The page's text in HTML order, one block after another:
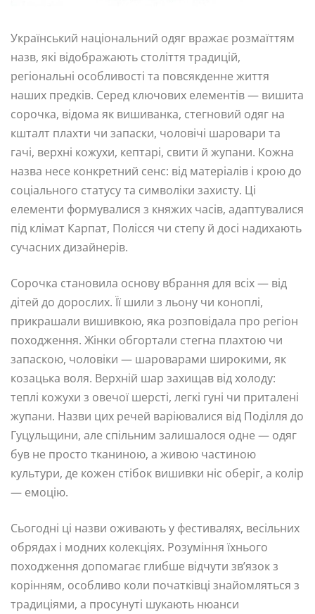
Український національний одяг вражає розмаїттям
назв, які відображають століття традицій,
регіональні особливості та повсякденне життя
наших предків. Серед ключових елементів — вишита
сорочка, відома як вишиванка, стегновий одяг на
кшталт плахти чи запаски, чоловічі шаровари та
гачі, верхні кожухи, кептарі, свити й жупани. Кожна
назва несе конкретний сенс: від матеріалів і крою до
соціального статусу та символіки захисту. Ці
елементи формувалися з княжих часів, адаптувалися
під клімат Карпат, Полісся чи степу й досі надихають
сучасних дизайнерів.
Сорочка становила основу вбрання для всіх — від
дітей до дорослих. Її шили з льону чи коноплі,
прикрашали вишивкою, яка розповідала про регіон
походження. Жінки обгортали стегна плахтою чи
запаскою, чоловіки — шароварами широкими, як
козацька воля. Верхній шар захищав від холоду:
теплі кожухи з овечої шерсті, легкі гуні чи приталені
жупани. Назви цих речей варіювалися від Поділля до
Гуцульщини, але спільним залишалося одне — одяг
був не просто тканиною, а живою частиною
культури, де кожен стібок вишивки ніс оберіг, а колір
— емоцію.
Сьогодні ці назви оживають у фестивалях, весільних
обрядах і модних колекціях. Розуміння їхнього
походження допомагає глибше відчути зв’язок з
корінням, особливо коли початківці знайомляться з
традиціями, а просунуті шукають нюанси